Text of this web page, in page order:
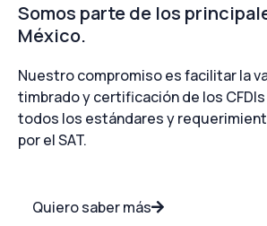
Somos parte de los
México.
Nuestro compromiso es facilitar la
timbrado y certificación de los
todos los estándares y
por el SAT.
Quiero saber más